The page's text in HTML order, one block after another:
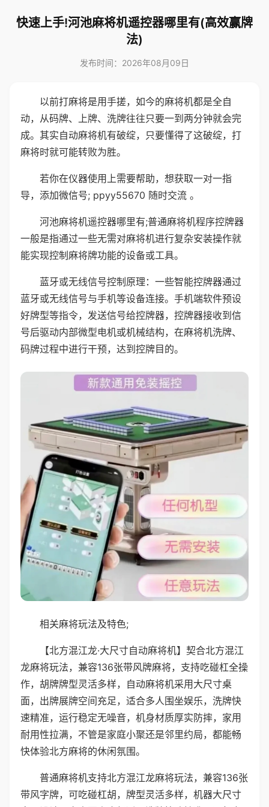
快速上手!河池麻将机遥控器哪里有(高效赢牌
法)
发布时间：2026年08月09日
以前打麻将是用手搓，如今的麻将机都是全自
动，从码牌、上牌、洗牌往往只要一到两分钟就会完
成。其实自动麻将机有破绽，只要懂得了这破绽，打
麻将时就可能转败为胜。
若你在仪器使用上需要帮助，想获取一对一指
导，添加微信号; ppyy55670 随时交流 。
河池麻将机遥控器哪里有;普通麻将机程序控牌器
一般是指通过一些无需对麻将机进行复杂安装操作就
能实现控制麻将牌功能的设备或工具。
蓝牙或无线信号控制原理：一些智能控牌器通过
蓝牙或无线信号与手机等设备连接。手机端软件预设
好牌型等指令，发送信号给控牌器，控牌器接收到信
号后驱动内部微型电机或机械结构，在麻将机洗牌、
码牌过程中进行干预，达到控牌目的。
相关麻将玩法及特色;
【北方混江龙·大尺寸自动麻将机】契合北方混江
龙麻将玩法，兼容136张带风牌麻将，支持吃碰杠全操
作，胡牌牌型灵活多样，自动麻将机采用大尺寸桌
面，出牌展牌空间充足，适合多人围坐娱乐，洗牌快
速精准，运行稳定无噪音，机身材质厚实防摔，家用
耐用性拉满，不管是家庭小聚还是邻里约局，都能畅
快体验北方麻将的休闲氛围。
普通麻将机支持北方混江龙麻将玩法，兼容136张
带风字牌，可吃碰杠胡，牌型灵活多样，机器大尺寸